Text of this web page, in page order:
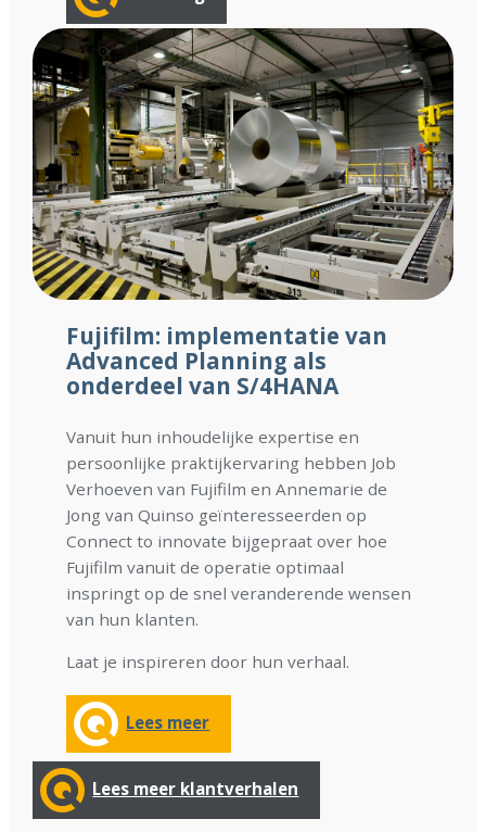
Fujifilm: implementatie van
Advanced Planning als
onderdeel van S/4HANA
Vanuit hun inhoudelijke expertise en
persoonlijke praktijkervaring hebben Job
Verhoeven van Fujifilm en Annemarie de
Jong van Quinso geïnteresseerden op
Connect to innovate bijgepraat over hoe
Fujifilm vanuit de operatie optimaal
inspringt op de snel veranderende wensen
van hun klanten.
Laat je inspireren door hun verhaal.
Lees meer
Lees meer klantverhalen